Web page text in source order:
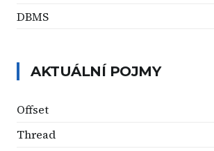
DBMS
AKTUÁLNÍ POJMY
Offset
Thread